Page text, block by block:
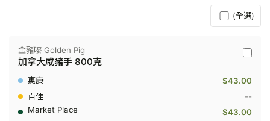
(全選)
金
嘜
Golden
Pig
加
金豬嘜 Golden Pig
加拿大咸豬手 800克
$43.00
--
$43.00